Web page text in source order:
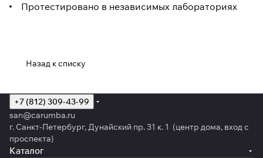
Протестировано в независимых лабораториях
Назад к списку
+7 (812) 309-43-99
san@carumba.ru
г. Санкт-Петербург, Дунайский пр. 31 к. 1 (центр дома, вход с
проспекта)
Каталог